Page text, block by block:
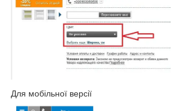
Для мобільної версії